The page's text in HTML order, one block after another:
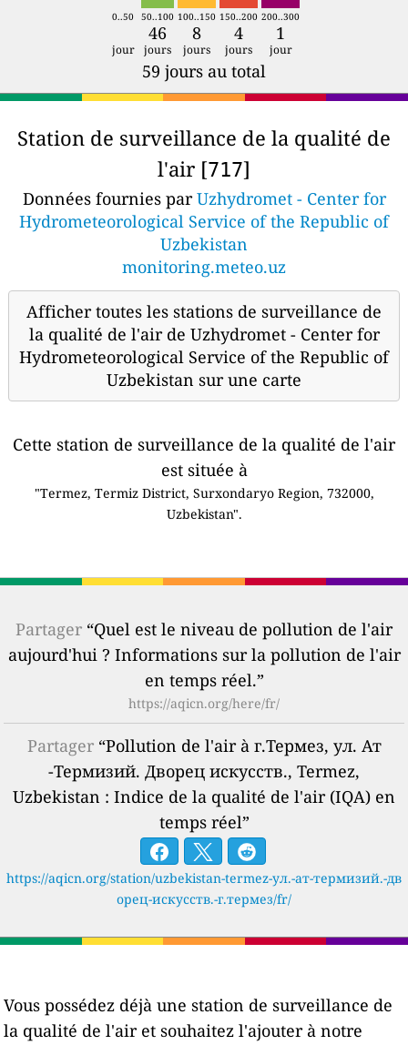
0..50 50..100 100..150 150..200 200..300
46 8 4 1
jour jours jours jours jour
59 jours au total
Station de surveillance de la qualité de
l'air [717]
Données fournies parUzhydromet - Center for
Hydrometeorological Service of the Republic of
Uzbekistan
monitoring.meteo.uz
Afficher toutes les stations de surveillance de
la qualité de l'air de Uzhydromet - Center for
Hydrometeorological Service of the Republic of
Uzbekistan sur une carte
Cette station de surveillance de la qualité de l'air
est située à
"Termez, Termiz District, Surxondaryo Region, 732000,
Uzbekistan".
Partager “Quel est le niveau de pollution de l'air
aujourd'hui ? Informations sur la pollution de l'air
en temps réel.”
https://aqicn.org/here/fr/
Partager“Pollution de l'air à г.Термез, ул. Ат
-Термизий. Дворец искусств., Termez,
Uzbekistan : Indice de la qualité de l'air (IQA) en
temps réel”
https://aqicn.org/station/uzbekistan-termez-ул.-ат-термизий.-дв
орец-искусств.-г.термез/fr/
Vous possédez déjà une station de surveillance de
la qualité de l'air et souhaitez l'ajouter à notre